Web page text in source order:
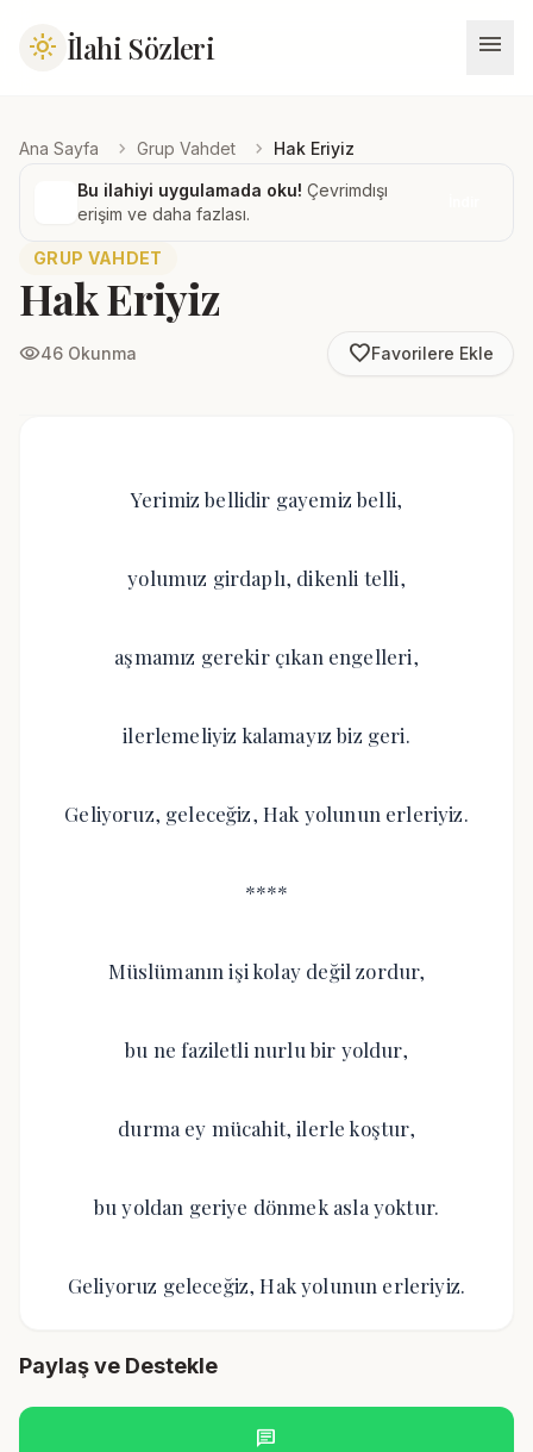
light_mode İlahi Sözleri menu
Ana Sayfa chevron_right Grup Vahdet chevron_right Hak Eriyiz
Bu ilahiyi uygulamada oku! Çevrimdışı
erişim ve daha fazlası.
GRUP VAHDET
Hak Eriyiz
visibility46 Okunma favorite_borderFavorilere Ekle
Yerimiz bellidir gayemiz belli,
yolumuz girdaplı, dikenli telli,
aşmamız gerekir çıkan engelleri,
ilerlemeliyiz kalamayız biz geri.
Geliyoruz, geleceğiz, Hak yolunun erleriyiz.
****
Müslümanın işi kolay değil zordur,
bu ne faziletli nurlu bir yoldur,
durma ey mücahit, ilerle koştur,
bu yoldan geriye dönmek asla yoktur.
Geliyoruz geleceğiz, Hak yolunun erleriyiz.
Paylaş ve Destekle
chat